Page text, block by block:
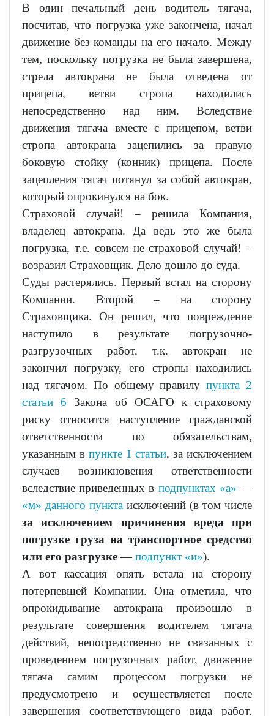
В один печальный день водитель тягача,
посчитав, что погрузка уже закончена, начал
движение без команды на его начало. Между
тем, поскольку погрузка не была завершена,
стрела автокрана не была отведена от
прицепа, ветви стропа находились
непосредственно над ним. Вследствие
движения тягача вместе с прицепом, ветви
стропа автокрана зацепились за правую
боковую стойку (конник) прицепа. После
зацепления тягач потянул за собой автокран,
который опрокинулся на бок.
Страховой случай! – решила Компания,
владелец автокрана. Да ведь это же была
погрузка, т.е. совсем не страховой случай! –
возразил Страховщик. Дело дошло до суда.
Суды растерялись. Первый встал на сторону
Компании. Второй – на сторону
Страховщика. Он решил, что повреждение
наступило в результате погрузочно-
разгрузочных работ, т.к. автокран не
закончил погрузку, его стропы находились
над тягачом. По общему правилупункта 2
статьи 6 Закона об ОСАГО к страховому
риску относится наступление гражданской
ответственности по обязательствам,
указанным в пункте 1 статьи, за исключением
случаев возникновения ответственности
вследствие приведенных в подпунктах «а» —
«м» данного пункта исключений (в том числе
за исключением причинения вреда при
погрузке груза на транспортное средство
или его разгрузке—подпункт «и»).
А вот кассация опять встала на сторону
потерпевшей Компании. Она отметила, что
опрокидывание автокрана произошло в
результате совершения водителем тягача
действий, непосредственно не связанных с
проведением погрузочных работ, движение
тягача самим процессом погрузки не
предусмотрено и осуществляется после
завершения соответствующего вида работ.